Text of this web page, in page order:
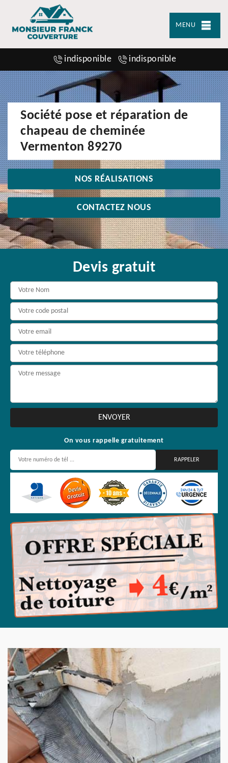
MENU
indisponible indisponible
Société pose et réparation de
chapeau de cheminée
Vermenton 89270
NOS RÉALISATIONS
CONTACTEZ NOUS
Devis gratuit
On vous rappelle gratuitement